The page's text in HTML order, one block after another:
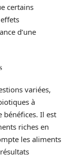
certains
d’une
variées,
à
Il est
riches en
les aliments